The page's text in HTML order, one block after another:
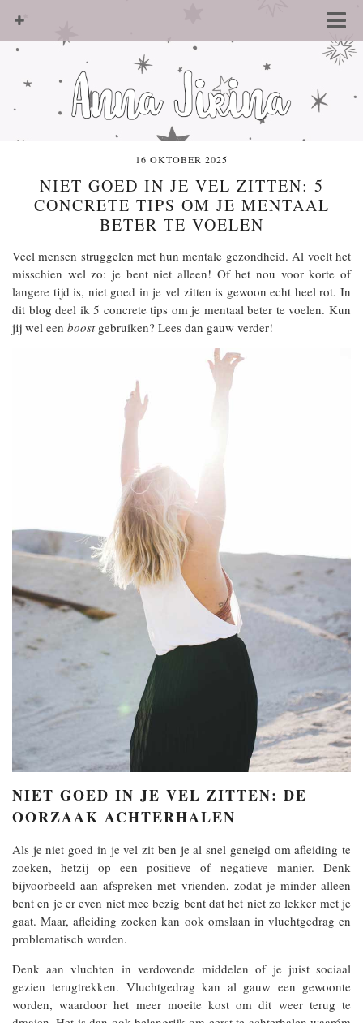
16 OKTOBER 2025
NIET GOED IN JE VEL ZITTEN: 5
CONCRETE TIPS OM JE MENTAAL
BETER TE VOELEN
Veel mensen struggelen met hun mentale gezondheid. Al voelt het
misschien wel zo: je bent niet alleen! Of het nou voor korte of
langere tijd is, niet goed in je vel zitten is gewoon echt heel rot. In
dit blog deel ik 5 concrete tips om je mentaal beter te voelen. Kun
jij wel een boostgebruiken? Lees dan gauw verder!
NIET GOED IN JE VEL ZITTEN: DE
OORZAAK ACHTERHALEN
Als je niet goed in je vel zit ben je al snel geneigd om afleiding te
zoeken, hetzij op een positieve of negatieve manier. Denk
bijvoorbeeld aan afspreken met vrienden, zodat je minder alleen
bent en je er even niet mee bezig bent dat het niet zo lekker met je
gaat. Maar, afleiding zoeken kan ook omslaan in vluchtgedrag en
problematisch worden.
Denk aan vluchten in verdovende middelen of je juist sociaal
gezien terugtrekken. Vluchtgedrag kan al gauw een gewoonte
worden, waardoor het meer moeite kost om dit weer terug te